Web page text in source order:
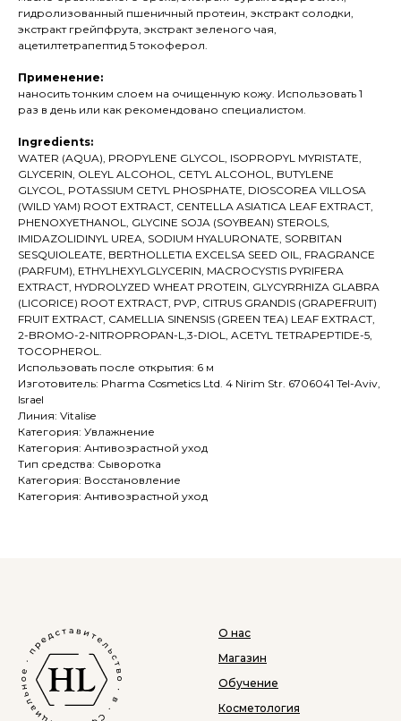
гидролизованный пшеничный протеин, экстракт солодки,
экстракт грейпфрута, экстракт зеленого чая,
ацетилтетрапептид 5 токоферол.
Применение:
наносить тонким слоем на очищенную кожу. Использовать 1
раз в день или как рекомендовано специалистом.
Ingredients:
WATER (AQUA), PROPYLENE GLYCOL, ISOPROPYL MYRISTATE,
GLYCERIN, OLEYL ALCOHOL, CETYL ALCOHOL, BUTYLENE
GLYCOL, POTASSIUM CETYL PHOSPHATE, DIOSCOREA VILLOSA
(WILD YAM) ROOT EXTRACT, CENTELLA ASIATICA LEAF EXTRACT,
PHENOXYETHANOL, GLYCINE SOJA (SOYBEAN) STEROLS,
IMIDAZOLIDINYL UREA, SODIUM HYALURONATE, SORBITAN
SESQUIOLEATE, BERTHOLLETIA EXCELSA SEED OIL, FRAGRANCE
(PARFUM), ETHYLHEXYLGLYCERIN, MACROCYSTIS PYRIFERA
EXTRACT, HYDROLYZED WHEAT PROTEIN, GLYCYRRHIZA GLABRA
(LICORICE) ROOT EXTRACT, PVP, CITRUS GRANDIS (GRAPEFRUIT)
FRUIT EXTRACT, CAMELLIA SINENSIS (GREEN TEA) LEAF EXTRACT,
2-BROMO-2-NITROPROPAN-L,3-DIOL, ACETYL TETRAPEPTIDE-5,
TOCOPHEROL.
Использовать после открытия: 6 м
Изготовитель: Pharma Cosmetics Ltd. 4 Nirim Str. 6706041 Tel-Aviv,
Israel
Линия: Vitalise
Категория: Увлажнение
Категория: Антивозрастной уход
Тип средства: Сыворотка
Категория: Восстановление
Категория: Антивозрастной уход
О нас
Магазин
Обучение
Косметология